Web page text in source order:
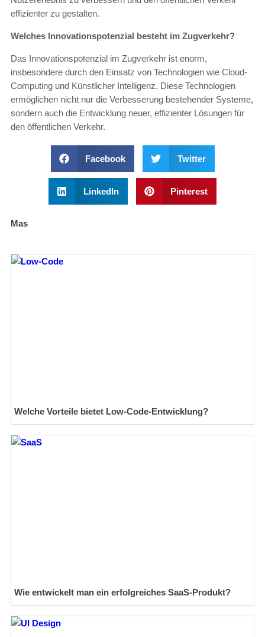
effizienter zu gestalten.
Welches Innovationspotenzial besteht im Zugverkehr?
Das Innovationspotenzial im Zugverkehr ist enorm,
insbesondere durch den Einsatz von Technologien wie Cloud-
Computing und Künstlicher Intelligenz. Diese Technologien
ermöglichen nicht nur die Verbesserung bestehender Systeme,
sondern auch die Entwicklung neuer, effizienter Lösungen für
den öffentlichen Verkehr.
Facebook Twitter
LinkedIn Pinterest
Mas
Welche Vorteile bietet Low-Code-Entwicklung?
Wie entwickelt man ein erfolgreiches SaaS-Produkt?